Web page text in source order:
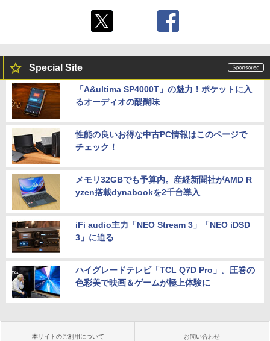
Special Site
「A&ultima SP4000T」の魅力！ポケットに入
るオーディオの醍醐味
性能の良いお得な中古PC情報はこのページで
チェック！
メモリ32GBでも予算内。産経新聞社がAMD R
yzen搭載dynabookを2千台導入
iFi audio主力「NEO Stream 3」「NEO iDSD
3」に迫る
ハイグレードテレビ「TCL Q7D Pro」。圧巻の
色彩美で映画＆ゲームが極上体験に
本サイトのご利用について お問い合わせ